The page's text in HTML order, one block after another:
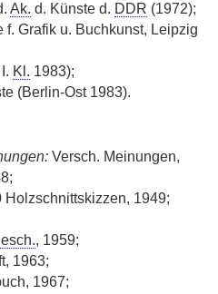
Ak. d. Künste d. DDR (1972);
f. Grafik u. Buchkunst, Leipzig
Kl. 1983);
(Berlin-Ost 1983).
Versch. Meinungen,
Holzschnittskizzen, 1949;
, 1959;
1963;
1967;